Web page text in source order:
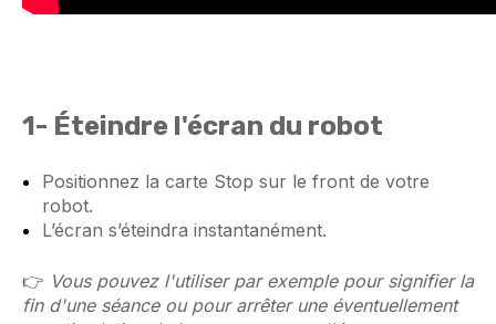
1- Éteindre l'écran du robot
Positionnez la carte Stop sur le front de votre
robot.
L’écran s’éteindra instantanément.
👉 Vous pouvez l'utiliser par exemple pour signifier la
fin d'une séance ou pour arrêter une éventuellement